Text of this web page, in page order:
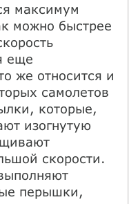
максимум
можно быстрее
еще
же относится и
самолетов
которые,
изогнутую
скорости.
перышки,